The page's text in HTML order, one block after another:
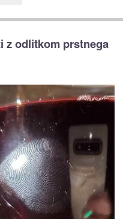
z odlitkom prstnega